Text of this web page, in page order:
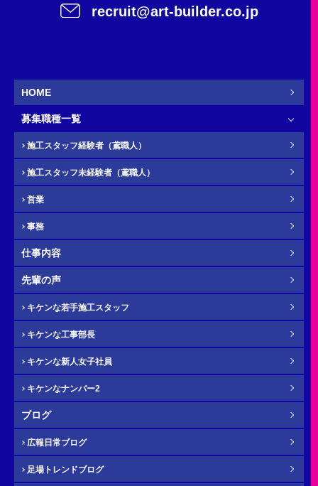
施工スタッフ（鳶職人）
新卒
必須 お名前
ふりがな
必須 電話番号（携帯）
必須 メール
必須 年齢
recruit@art-builder.co.jp
HOME
募集職種一覧
施工スタッフ経験者（鳶職人）
施工スタッフ未経験者（鳶職人）
営業
事務
仕事内容
先輩の声
キケンな若手施工スタッフ
キケンな工事部長
キケンな新人女子社員
キケンなナンバー2
ブログ
広報日常ブログ
足場トレンドブログ